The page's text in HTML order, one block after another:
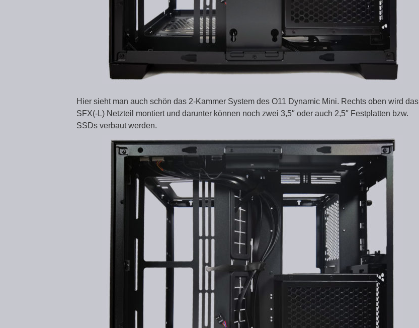
Hier sieht man auch schön das 2-Kammer System des O11 Dynamic Mini. Rechts oben wird das
SFX(-L) Netzteil montiert und darunter können noch zwei 3,5″ oder auch 2,5″ Festplatten bzw.
SSDs verbaut werden.